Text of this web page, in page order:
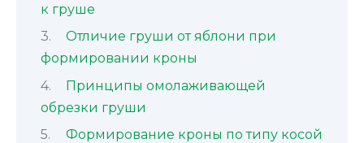
к груше
Отличие груши от яблони при
формировании кроны
Принципы омолаживающей
обрезки груши
Формирование кроны по типу косой